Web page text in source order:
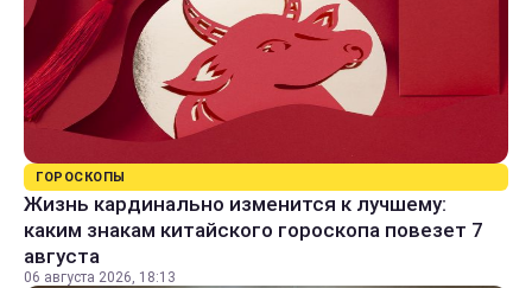
ГОРОСКОПЫ
Жизнь кардинально изменится к лучшему:
каким знакам китайского гороскопа повезет 7
августа
06 августа 2026, 18:13